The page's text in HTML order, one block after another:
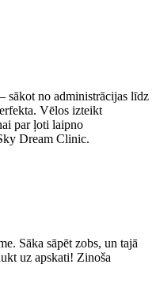
sākot no administrācijas līdz
Vēlos izteikt
par ļoti laipno
Dream Clinic.
Sāka sāpēt zobs, un tajā
uz apskati! Zinoša